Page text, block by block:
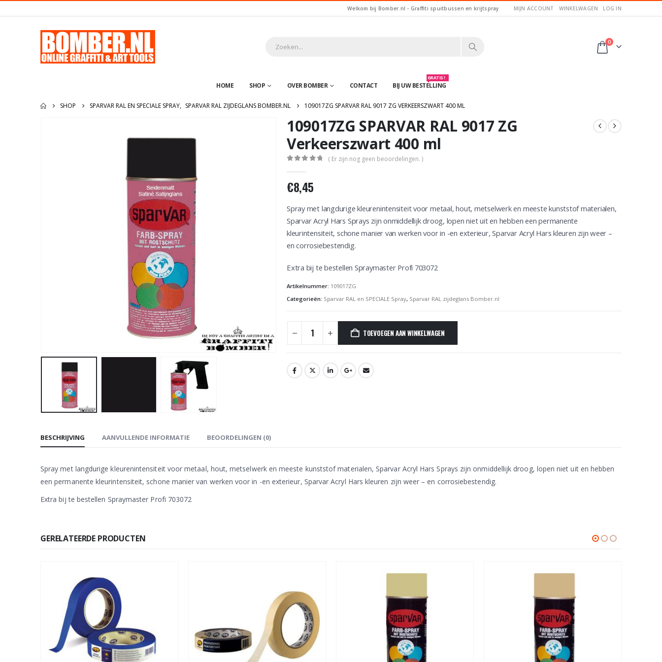
Welkom bij Bomber.nl - Graffiti spuitbussen en krijtspray MIJN ACCOUNT WINKELWAGEN LOG IN
0
HOME SHOP OVER BOMBER CONTACT BIJ UW BESTELLING
GRATIS !
SHOP SPARVAR RAL EN SPECIALE SPRAY, SPARVAR RAL ZIJDEGLANS BOMBER.NL 109017ZG SPARVAR RAL 9017 ZG VERKEERSZWART 400 ML
109017ZG SPARVAR RAL 9017 ZG
Verkeerszwart 400 ml
( Er zijn nog geen beoordelingen. )
€8,45
Spray met langdurige kleurenintensiteit voor metaal, hout, metselwerk en meeste kunststof materialen,
Sparvar Acryl Hars Sprays zijn onmiddellijk droog, lopen niet uit en hebben een permanente
kleurintensiteit, schone manier van werken voor in -en exterieur, Sparvar Acryl Hars kleuren zijn weer –
en corrosiebestendig.
Extra bij te bestellen Spraymaster Profi 703072
Artikelnummer: 109017ZG
Categorieën: Sparvar RAL en SPECIALE Spray, Sparvar RAL zijdeglans Bomber.nl
TOEVOEGEN AAN WINKELWAGEN
BESCHRIJVING AANVULLENDE INFORMATIE BEOORDELINGEN (0)
Spray met langdurige kleurenintensiteit voor metaal, hout, metselwerk en meeste kunststof materialen, Sparvar Acryl Hars Sprays zijn onmiddellijk droog, lopen niet uit en hebben
een permanente kleurintensiteit, schone manier van werken voor in -en exterieur, Sparvar Acryl Hars kleuren zijn weer – en corrosiebestendig.
Extra bij te bestellen Spraymaster Profi 703072
GERELATEERDE PRODUCTEN